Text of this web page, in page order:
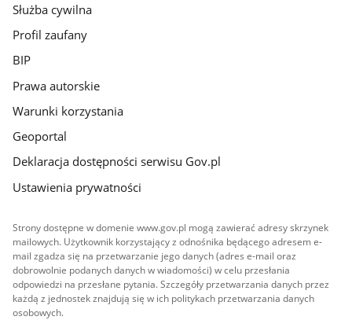
Służba cywilna
Profil zaufany
BIP
Prawa autorskie
Warunki korzystania
Geoportal
Deklaracja dostępności serwisu Gov.pl
Ustawienia prywatności
Strony dostępne w domenie www.gov.pl mogą zawierać adresy skrzynek
mailowych. Użytkownik korzystający z odnośnika będącego adresem e-
mail zgadza się na przetwarzanie jego danych (adres e-mail oraz
dobrowolnie podanych danych w wiadomości) w celu przesłania
odpowiedzi na przesłane pytania. Szczegóły przetwarzania danych przez
każdą z jednostek znajdują się w ich politykach przetwarzania danych
osobowych.